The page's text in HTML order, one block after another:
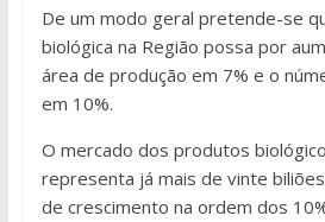
De um modo geral pretende-se
biológica na Região possa por
área de produção em 7% e o
em 10%.
O mercado dos produtos
representa já mais de vinte
de crescimento na ordem dos